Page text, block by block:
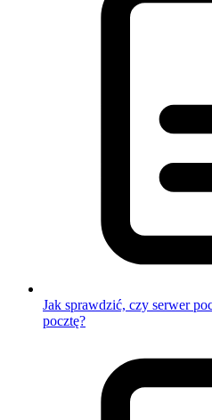
Jak sprawdzić, czy serwer
pocztę?